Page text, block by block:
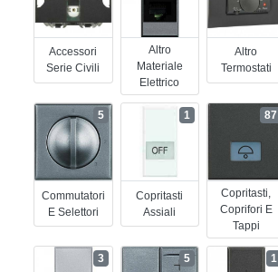
Accessori
Serie Civili
Altro
Materiale
Elettrico
Altro
Termostati
Commutatori
E Selettori
5
Copritasti
Assiali
1
Copritasti,
Coprifori E
Tappi
87
3 5 1